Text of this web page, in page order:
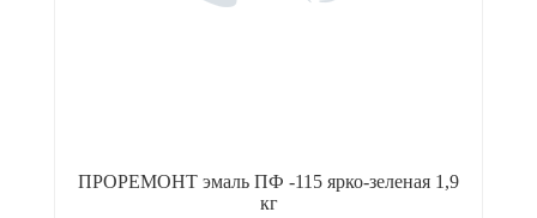
ПРОРЕМОНТ эмаль ПФ -115 ярко-зеленая 1,9
кг